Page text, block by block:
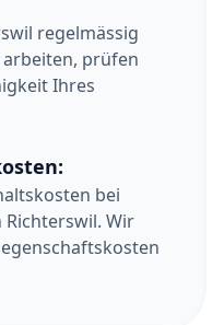
regelmässig
arbeiten, prüfen
Ihres
bei
Wir